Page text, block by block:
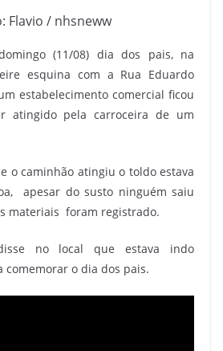
Flavio / nhsneww
(11/08) dia dos pais, na
esquina com a Rua Eduardo
estabelecimento comercial ficou
atingido pela carroceira de um
o caminhão atingiu o toldo estava
apesar do susto ninguém saiu
materiais foram registrado.
no local que estava indo
o dia dos pais.